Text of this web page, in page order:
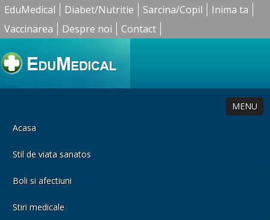
EduMedical Diabet/Nutritie Sarcina/Copil
Inima ta
Vaccinarea
Despre noi Contact
MENU
Acasa
Stil de viata sanatos
Boli si afectiuni
Stiri medicale